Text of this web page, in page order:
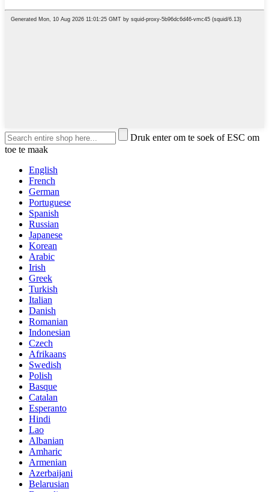
Druk enter om te soek of ESC om
toe te maak
English
French
German
Portuguese
Spanish
Russian
Japanese
Korean
Arabic
Irish
Greek
Turkish
Italian
Danish
Romanian
Indonesian
Czech
Afrikaans
Swedish
Polish
Basque
Catalan
Esperanto
Hindi
Lao
Albanian
Amharic
Armenian
Azerbaijani
Belarusian